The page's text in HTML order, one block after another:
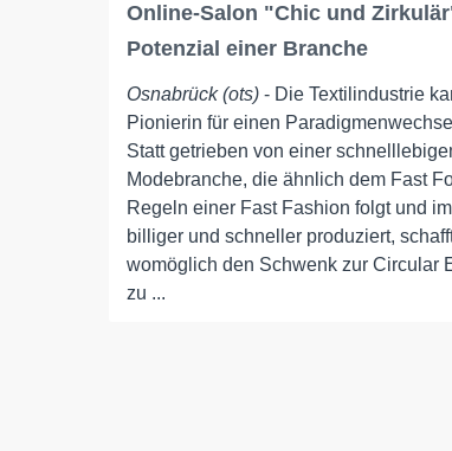
Online-Salon "Chic und
Potenzial einer Branche
Osnabrück (ots) - Die Textilindustrie
Pionierin für einen
Statt getrieben von einer
Modebranche, die ähnlich dem Fast
Regeln einer Fast Fashion folgt und
billiger und schneller produziert,
womöglich den Schwenk zur Circular
zu ...